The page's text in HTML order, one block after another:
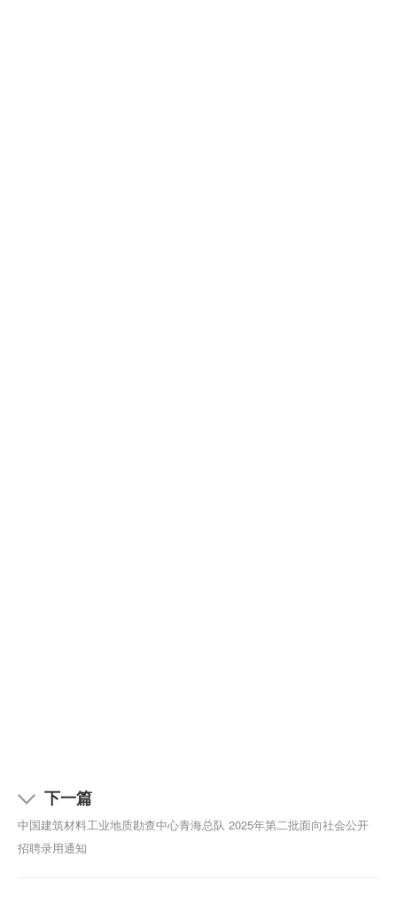
下一篇
中国建筑材料工业地质勘查中心青海总队 2025年第二批面向社会公开
招聘录用通知